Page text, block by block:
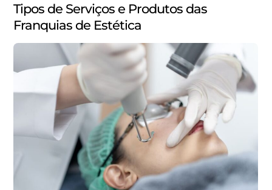
Tipos de Serviços e Produtos das
Franquias de Estética